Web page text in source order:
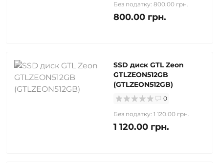
Без податку: 800.00 грн.
800.00 грн.
SSD диск GTL Zeon
GTLZEON512GB
(GTLZEON512GB)
0
Без податку: 1 120.00 грн.
1 120.00 грн.